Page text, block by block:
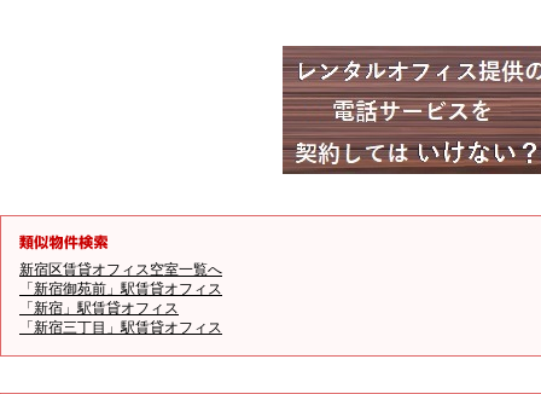
新宿区賃貸オフィス空室一覧へ
「新宿御苑前」駅賃貸オフィス
「新宿」駅賃貸オフィス
「新宿三丁目」駅賃貸オフィス